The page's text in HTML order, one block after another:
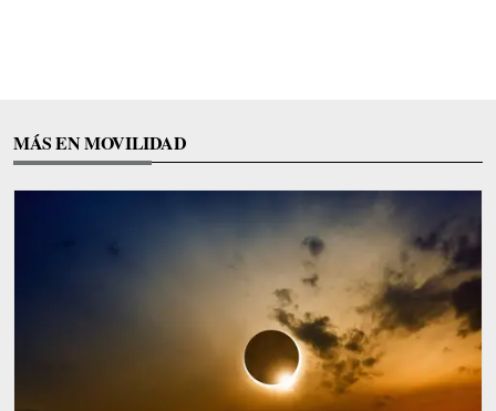
MÁS EN MOVILIDAD